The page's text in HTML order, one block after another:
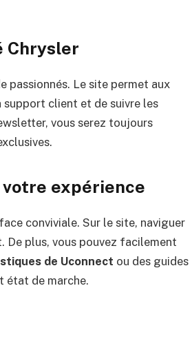
Chrysler
passionnés. Le site permet aux
support client et de suivre les
vous serez toujours
expérience
conviviale. Sur le site, naviguer
De plus, vous pouvez facilement
de Uconnect ou des guides
état de marche.